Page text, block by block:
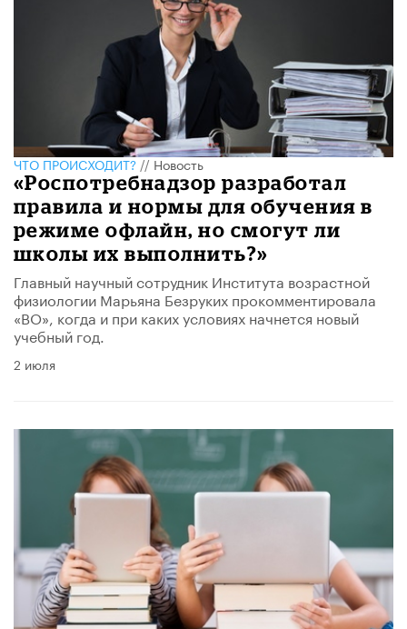
ЧТО ПРОИСХОДИТ?//Новость
«Роспотребнадзор разработал
правила и нормы для обучения в
режиме офлайн, но смогут ли
школы их выполнить?»
Главный научный сотрудник Института возрастной
физиологии Марьяна Безруких прокомментировала
«ВО», когда и при каких условиях начнется новый
учебный год.
2 июля